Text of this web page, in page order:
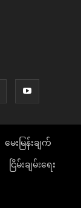
မေးမြန်းချက်
ငြိမ်းချမ်းရေး